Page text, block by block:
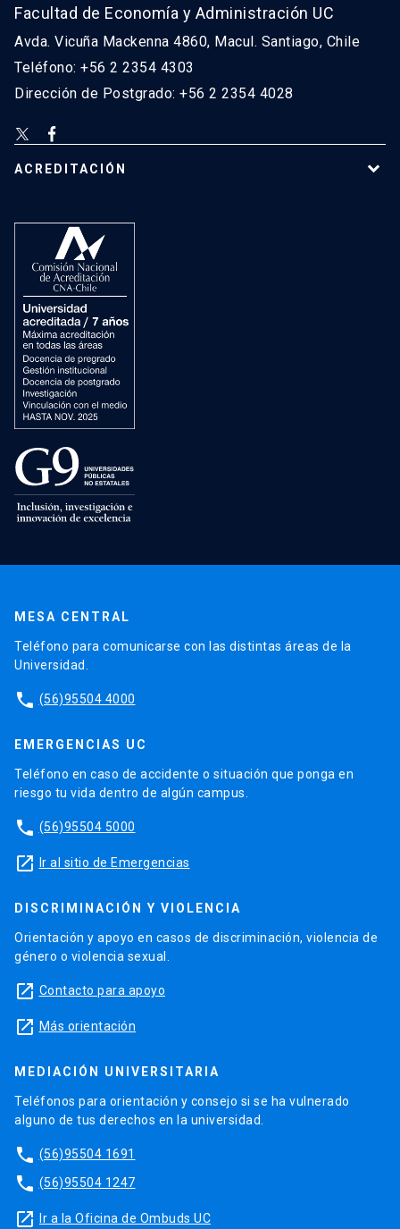
Facultad de Economía y Administración UC
Avda. Vicuña Mackenna 4860, Macul. Santiago, Chile
Teléfono: +56 2 2354 4303
Dirección de Postgrado: +56 2 2354 4028
ACREDITACIÓN
MESA CENTRAL
Teléfono para comunicarse con las distintas áreas de la
Universidad.
phone (56)95504 4000
EMERGENCIAS UC
Teléfono en caso de accidente o situación que ponga en
riesgo tu vida dentro de algún campus.
phone (56)95504 5000
launch Ir al sitio de Emergencias
DISCRIMINACIÓN Y VIOLENCIA
Orientación y apoyo en casos de discriminación, violencia de
género o violencia sexual.
launch Contacto para apoyo
launch Más orientación
MEDIACIÓN UNIVERSITARIA
Teléfonos para orientación y consejo si se ha vulnerado
alguno de tus derechos en la universidad.
phone (56)95504 1691
phone (56)95504 1247
launch Ir a la Oficina de Ombuds UC